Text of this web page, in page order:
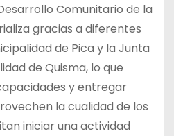
Comunitario de la
gracias a diferentes
de Pica y la Junta
de Quisma, lo que
y entregar
la cualidad de los
iniciar una actividad